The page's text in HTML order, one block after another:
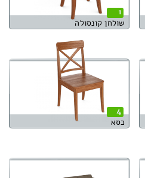
1
שולחן קונסולה
4
כסא